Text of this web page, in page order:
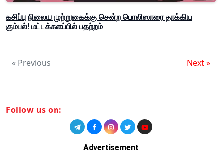
கசிப்பு நிலைய முற்றுகைக்கு சென்ற பொலிஸாரை தாக்கிய
கும்பல்! மட்டக்களப்பில் பதற்றம்
« Previous Next »
Follow us on:
Advertisement